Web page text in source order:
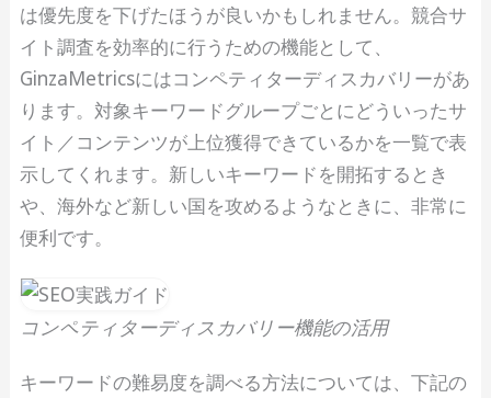
は優先度を下げたほうが良いかもしれません。競合サ
イト調査を効率的に行うための機能として、
GinzaMetricsにはコンペティターディスカバリーがあ
ります。対象キーワードグループごとにどういったサ
イト／コンテンツが上位獲得できているかを一覧で表
示してくれます。新しいキーワードを開拓するとき
や、海外など新しい国を攻めるようなときに、非常に
便利です。
コンペティターディスカバリー機能の活用
キーワードの難易度を調べる方法については、下記の